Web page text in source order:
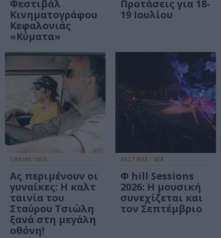
Φεστιβάλ
Κινηματογράφου
Κεφαλονιάς
«Κύματα»
Προτάσεις για 18-
19 Ιουλίου
ΣΙΝΕΜΑ / ΝΕΑ
Ας περιμένουν οι
γυναίκες: Η καλτ
ταινία του
Σταύρου Τσιώλη
ξανά στη μεγάλη
οθόνη!
ΦΕΣΤΙΒΑΛ / ΝΕΑ
Φ hill Sessions
2026: Η μουσική
συνεχίζεται και
τον Σεπτέμβριο